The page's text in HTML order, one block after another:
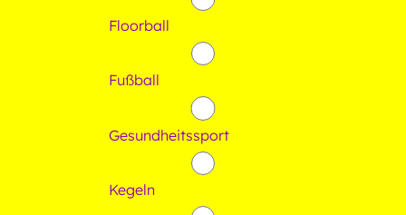
Floorball
Fußball
Gesundheitssport
Kegeln